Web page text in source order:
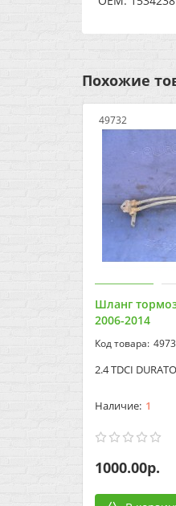
Похожие
49732
Шланг
2006-2014
2.4 TDCI
1
1000.00р.